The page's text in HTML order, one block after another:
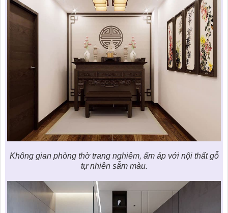
Không gian phòng thờ trang nghiêm, ấm áp với nội thất gỗ
tự nhiên sẫm màu.